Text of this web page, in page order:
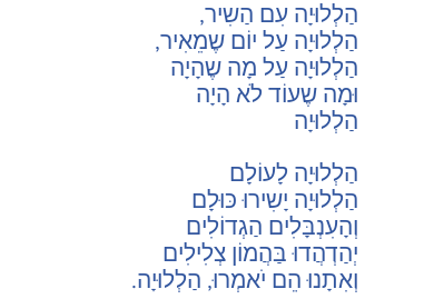
הַלְלוּיָה עִם הַשִיר,
הַלְלוּיָה עַל יוֹם שֶמֵאִיר,
הַלְלוּיָה עַל מָה שֶהָיָה
וּמָה שֶעוֹד לֹא הָיָה
הַלְלוּיָה
הַלְלוּיָה לָעוֹלָם
הַלְלוּיָה יָשִירוּ כּוּלָם
וְהָעִנְבָּלִים הַגְדוֹלִים
יְהַדְהֲדוּ בַּהֲמוֹן צְלִילִים
וְאִתָנוּ הֵם יֹאמְרוּ, הַלְלוּיָה.